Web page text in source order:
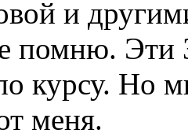
и
помню. Эти
курсу. Но
меня.